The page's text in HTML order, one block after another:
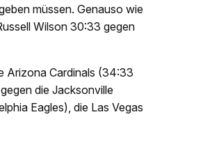
müssen. Genauso wie
Wilson 30:33 gegen
Arizona Cardinals (34:33
die Jacksonville
Eagles), die Las Vegas